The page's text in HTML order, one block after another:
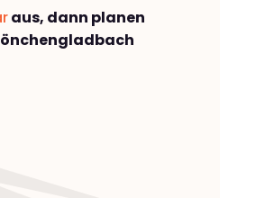
aus, dann planen